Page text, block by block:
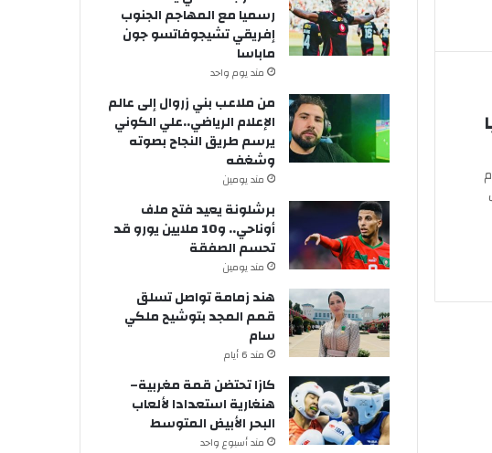
رسميا مع المهاجم الجنوب
إفريقي تشيجوفاتسو جون
ماباسا
مند يوم واحد
من ملاعب بني زروال إلى عالم
الإعلام الرياضي..علي الكوني
يرسم طريق النجاح بصوته
وشغفه
مند يومين
برشلونة يعيد فتح ملف
أوناحي.. و10 ملايين يورو قد
تحسم الصفقة
مند يومين
هند زمامة تواصل تسلق
قمم المجد بتوشيح ملكي
سام
مند 6 أيام
كازا تحتضن قمة مغربية–
هنغارية استعدادا لألعاب
البحر الأبيض المتوسط
مند أسبوع واحد